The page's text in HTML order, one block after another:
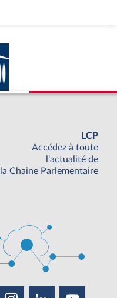
LCP
Accédez à toute
l'actualité de
la Chaine Parlementaire